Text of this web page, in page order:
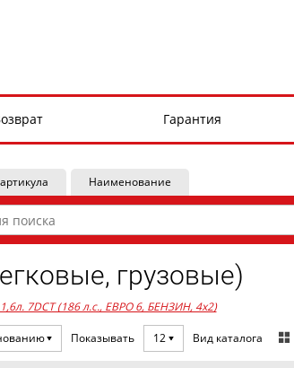
Гарантия
Наименование
грузовые)
1,6л. 7DCT (186 л.с., ЕВРО 6, БЕНЗИН, 4x2)
Показывать 12 Вид каталога